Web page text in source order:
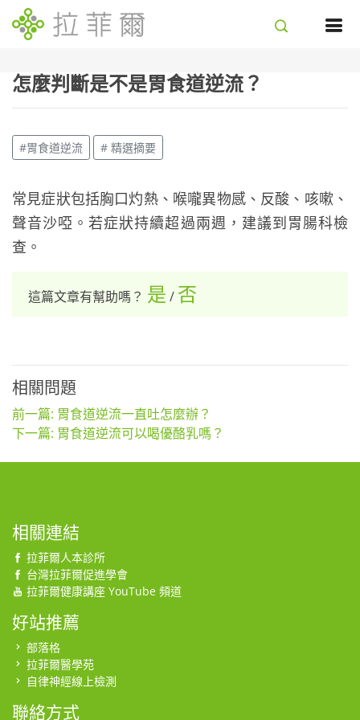
怎麼判斷是不是胃食道逆流？
#胃食道逆流 # 精選摘要
常見症狀包括胸口灼熱、喉嚨異物感、反酸、咳嗽、
聲音沙啞。若症狀持續超過兩週，建議到胃腸科檢
查。
這篇文章有幫助嗎？ 是 / 否
相關問題
前一篇: 胃食道逆流一直吐怎麼辦？
下一篇: 胃食道逆流可以喝優酪乳嗎？
相關連結
拉菲爾人本診所
台灣拉菲爾促進學會
拉菲爾健康講座 YouTube 頻道
好站推薦
部落格
拉菲爾醫學苑
自律神經線上檢測
聯絡方式